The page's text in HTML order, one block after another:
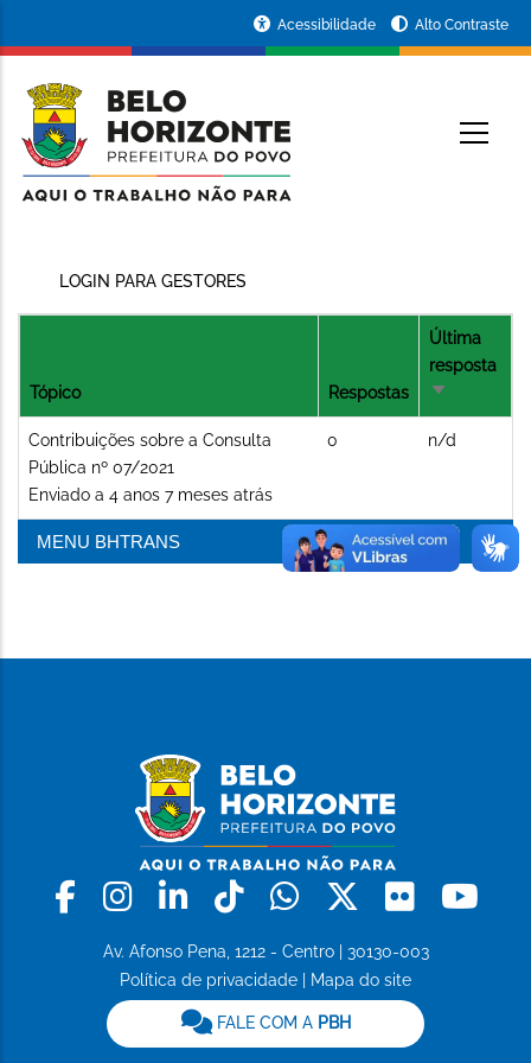
conteúdo
principal
da
Prefeitura
de
Horizonte
Acessibilidade Alto Contraste
LOGIN PARA GESTORES
Tópico Respostas
Última
resposta
Ordenação
crescente
Tópico
normal
Contribuições sobre a Consulta
Pública nº 07/2021
Enviado a 4 anos 7 meses atrás
0 n/d
MENU BHTRANS
Facebook
Instagram
LinkedinTiktokWhatsapp
X Flickr
Av. Afonso Pena, 1212 - Centro | 30130-003
Política de privacidade
Mapa do site
FALE COM A PBH